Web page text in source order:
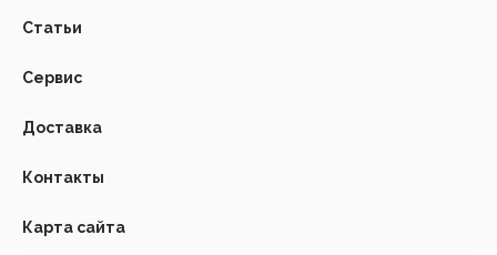
Статьи
Сервис
Доставка
Контакты
Карта сайта